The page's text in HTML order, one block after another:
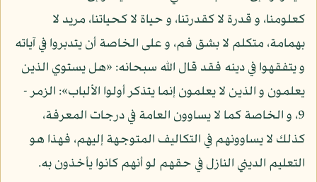
كعلومنا، و قدرة لا كقدرتنا، و حياة لا كحياتنا، مريد لا
بهمامة، متكلم لا بشق فم، و على الخاصة أن يتدبروا في آياته
و يتفقهوا في دينه فقد قال الله سبحانه: «هل يستوي الذين
يعلمون و الذين لا يعلمون إنما يتذكر أولوا الألباب»: الزمر -
9، و الخاصة كما لا يساوون العامة في درجات المعرفة،
كذلك لا يساوونهم في التكاليف المتوجهة إليهم، فهذا هو
التعليم الديني النازل في حقهم لو أنهم كانوا يأخذون به.